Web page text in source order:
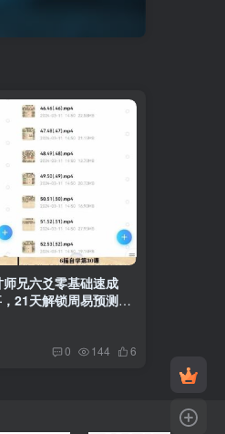
师兄六爻零基础速成
21天解锁周易预测实
0 144 6